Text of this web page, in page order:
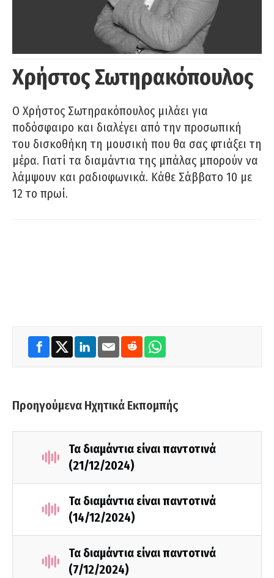
Χρήστος Σωτηρακόπουλος
Ο Χρήστος Σωτηρακόπουλος μιλάει για
ποδόσφαιρο και διαλέγει από την προσωπική
του δισκοθήκη τη μουσική που θα σας φτιάξει τη
μέρα. Γιατί τα διαμάντια της μπάλας μπορούν να
λάμψουν και ραδιοφωνικά. Κάθε Σάββατο 10 με
12 το πρωί.
Προηγούμενα Ηχητικά Εκπομπής
Τα διαμάντια είναι παντοτινά
(21/12/2024)
Τα διαμάντια είναι παντοτινά
(14/12/2024)
Τα διαμάντια είναι παντοτινά
(7/12/2024)